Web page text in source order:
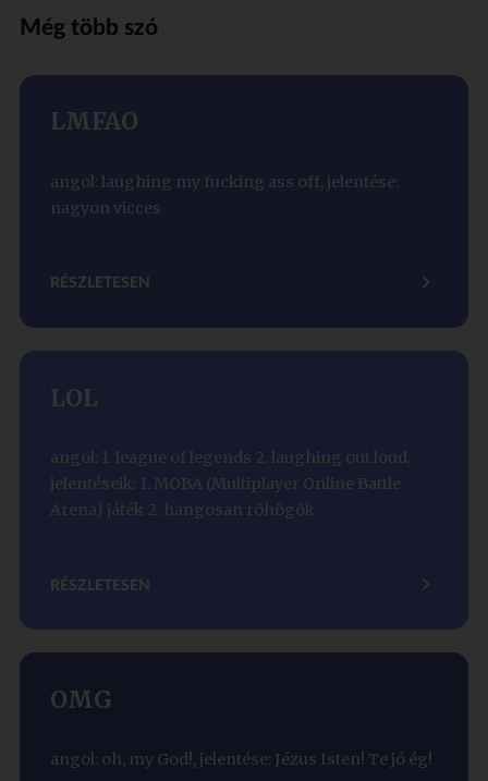
Még több szó
LMFAO
angol: laughing my fucking ass off, jelentése:
nagyon vicces
RÉSZLETESEN
LOL
angol: 1. league of legends 2. laughing out loud,
jelentéseik: 1. MOBA (Multiplayer Online Battle
Arena) játék 2. hangosan röhögök
RÉSZLETESEN
OMG
angol: oh, my God!, jelentése: Jézus Isten! Te jó ég!